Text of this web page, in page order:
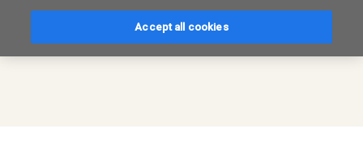
Accept all cookies